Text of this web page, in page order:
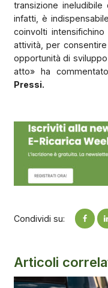
transizione ineludibile
infatti, è
coinvolti
attività, per
opportunità di
atto» ha
Pressi.
Condividi su:
Articoli